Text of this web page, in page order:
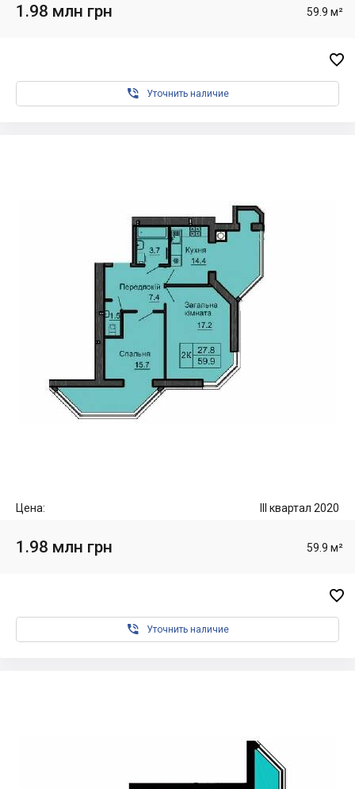
1.98 млн грн 59.9 м²

 Уточнить наличие
Цена: III квартал 2020
1.98 млн грн 59.9 м²

 Уточнить наличие